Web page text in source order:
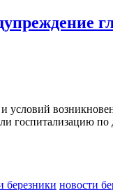
березники новости